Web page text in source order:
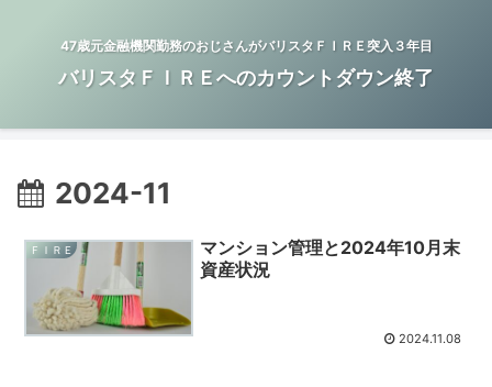
47歳元金融機関勤務のおじさんがバリスタＦＩＲＥ突入３年目
バリスタＦＩＲＥへのカウントダウン終了
2024-11
ＦＩＲＥ
マンション管理と2024年10月末
資産状況
2024.11.08